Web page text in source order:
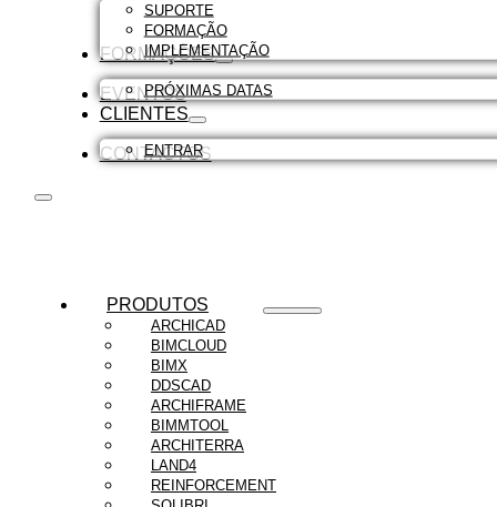
SUPORTE
FORMAÇÃO
IMPLEMENTAÇÃO
FORMAÇÕES
PRÓXIMAS DATAS
EVENTOS
CLIENTES
ENTRAR
CONTACTOS
PRODUTOS
ARCHICAD
BIMCLOUD
BIMX
DDSCAD
ARCHIFRAME
BIMMTOOL
ARCHITERRA
LAND4
REINFORCEMENT